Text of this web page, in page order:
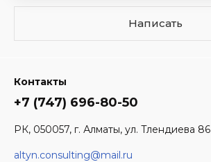
Написать
Контакты
+7 (747) 696-80-50
РК, 050057, г. Алматы, ул. Тлендиева 86
altyn.consulting@mail.ru